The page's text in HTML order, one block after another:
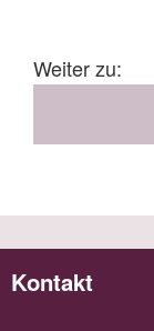
Weiter zu:
Kontakt